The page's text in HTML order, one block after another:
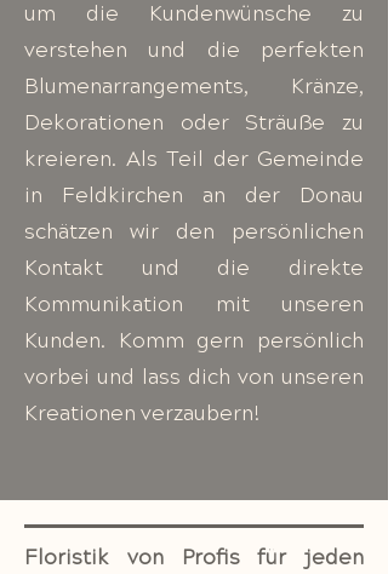
um die Kundenwünsche zu
verstehen und die perfekten
Blumenarrangements, Kränze,
Dekorationen oder Sträuße zu
kreieren. Als Teil der Gemeinde
in Feldkirchen an der Donau
schätzen wir den persönlichen
Kontakt und die direkte
Kommunikation mit unseren
Kunden. Komm gern persönlich
vorbei und lass dich von unseren
Kreationen verzaubern!
Floristik von Profis für jeden